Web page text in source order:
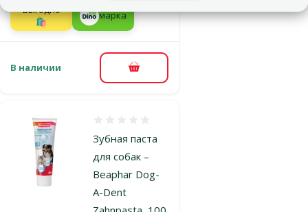
Выгодно
🛍️
марка
В наличии В корзину
Зубная паста
для собак –
Beaphar Dog-
A-Dent